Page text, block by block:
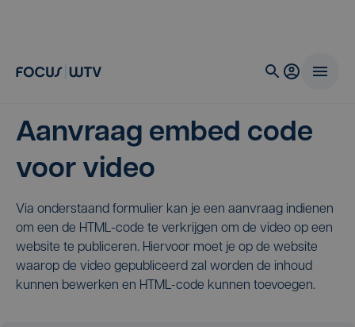
Aanvraag embed code
voor video
Via onderstaand formulier kan je een aanvraag indienen
om een de HTML-code te verkrijgen om de video op een
website te publiceren. Hiervoor moet je op de website
waarop de video gepubliceerd zal worden de inhoud
kunnen bewerken en HTML-code kunnen toevoegen.